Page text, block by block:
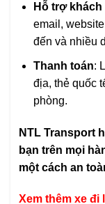
Hỗ trợ khách
email,
đến và nhiều
Thanh toán:
địa, thẻ quốc
phòng.
NTL Transport
bạn trên mọi
một cách an
Xem thêm xe đi